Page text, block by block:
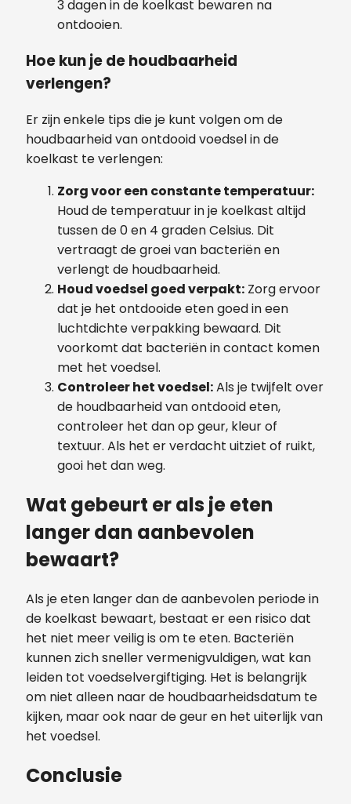
3 dagen in de koelkast bewaren na
ontdooien.
Hoe kun je de houdbaarheid
verlengen?
Er zijn enkele tips die je kunt volgen om de
houdbaarheid van ontdooid voedsel in de
koelkast te verlengen:
Zorg voor een constante temperatuur:
Houd de temperatuur in je koelkast altijd
tussen de 0 en 4 graden Celsius. Dit
vertraagt de groei van bacteriën en
verlengt de houdbaarheid.
Houd voedsel goed verpakt: Zorg ervoor
dat je het ontdooide eten goed in een
luchtdichte verpakking bewaard. Dit
voorkomt dat bacteriën in contact komen
met het voedsel.
Controleer het voedsel:Als je twijfelt over
de houdbaarheid van ontdooid eten,
controleer het dan op geur, kleur of
textuur. Als het er verdacht uitziet of ruikt,
gooi het dan weg.
Wat gebeurt er als je eten
langer dan aanbevolen
bewaart?
Als je eten langer dan de aanbevolen periode in
de koelkast bewaart, bestaat er een risico dat
het niet meer veilig is om te eten. Bacteriën
kunnen zich sneller vermenigvuldigen, wat kan
leiden tot voedselvergiftiging. Het is belangrijk
om niet alleen naar de houdbaarheidsdatum te
kijken, maar ook naar de geur en het uiterlijk van
het voedsel.
Conclusie